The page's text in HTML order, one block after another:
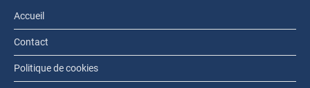
Accueil
Contact
Politique de cookies